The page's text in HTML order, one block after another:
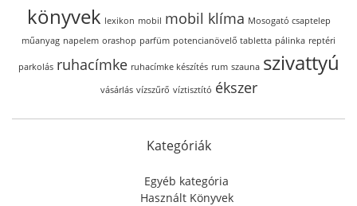
könyvek lexikon mobil mobil klíma Mosogató csaptelep
műanyag napelem orashop parfüm potencianövelő tabletta pálinka reptéri
parkolás ruhacímke ruhacímke készítés rum szauna szivattyú
vásárlás vízszűrő víztisztító ékszer
Kategóriák
Egyéb kategória
Használt Könyvek